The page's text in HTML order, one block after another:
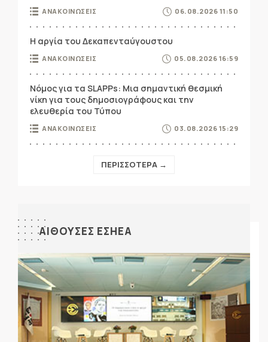
ΑΝΑΚΟΙΝΩΣΕΙΣ 06.08.2026 11:50
Η αργία του Δεκαπενταύγουστου
ΑΝΑΚΟΙΝΩΣΕΙΣ 05.08.2026 16:59
Νόμος για τα SLAPPs: Μια σημαντική θεσμική
νίκη για τους δημοσιογράφους και την
ελευθερία του Τύπου
ΑΝΑΚΟΙΝΩΣΕΙΣ 03.08.2026 15:29
ΠΕΡΙΣΣΟΤΕΡΑ →
ΑΙΘΟΥΣΕΣ ΕΣΗΕΑ